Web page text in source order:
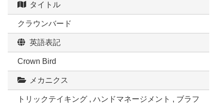
タイトル
クラウンバード
英語表記
Crown Bird
メカニクス
トリックテイキング , ハンドマネージメント , ブラフ